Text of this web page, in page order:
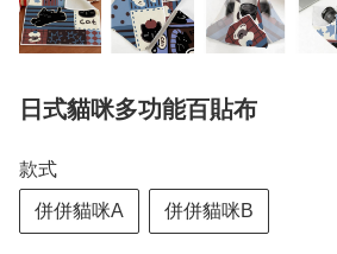
日式貓咪多功能百貼布
款式
併併貓咪A 併併貓咪B